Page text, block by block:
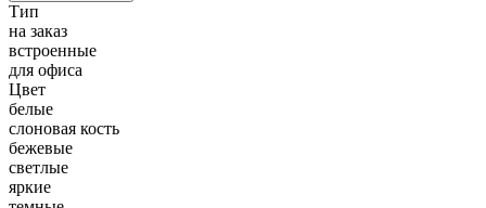
Тип
на заказ
встроенные
для офиса
Цвет
белые
слоновая кость
бежевые
светлые
яркие